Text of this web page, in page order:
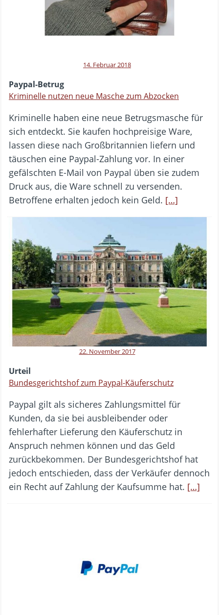
14. Februar 2018
Paypal-Betrug
Kriminelle nutzen neue Masche zum Abzocken
Kriminelle haben eine neue Betrugsmasche für
sich entdeckt. Sie kaufen hochpreisige Ware,
lassen diese nach Großbritannien liefern und
täuschen eine Paypal-Zahlung vor. In einer
gefälschten E-Mail von Paypal üben sie zudem
Druck aus, die Ware schnell zu versenden.
Betroffene erhalten jedoch kein Geld. […]
22. November 2017
Urteil
Bundesgerichtshof zum Paypal-Käuferschutz
Paypal gilt als sicheres Zahlungsmittel für
Kunden, da sie bei ausbleibender oder
fehlerhafter Lieferung den Käuferschutz in
Anspruch nehmen können und das Geld
zurückbekommen. Der Bundesgerichtshof hat
jedoch entschieden, dass der Verkäufer dennoch
ein Recht auf Zahlung der Kaufsumme hat. […]